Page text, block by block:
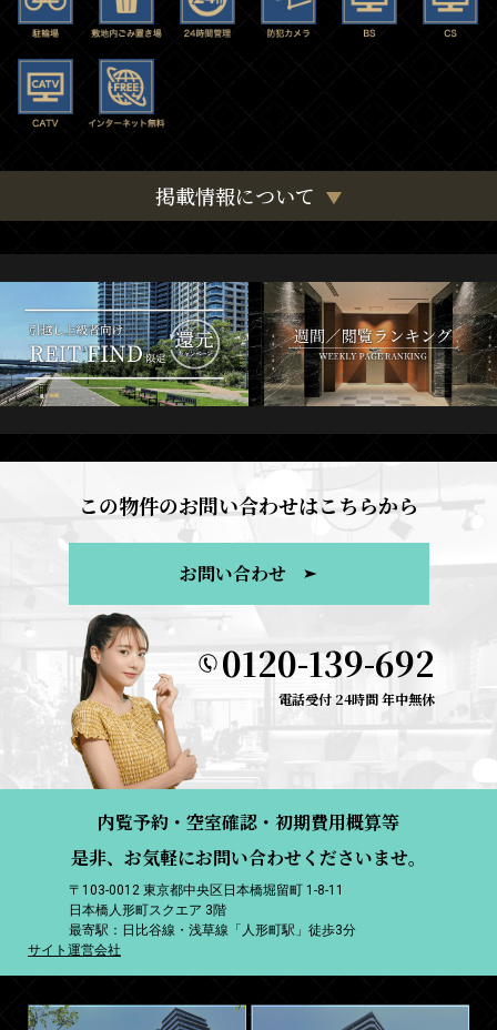
掲載情報について
この物件のお問い合わせはこちらから
お問い合わせ
0120-139-692
電話受付 24時間 年中無休
内覧予約・空室確認・初期費用概算等
是非、お気軽にお問い合わせくださいませ。
〒103-0012 東京都中央区日本橋堀留町 1-8-11
日本橋人形町スクエア 3階
最寄駅：日比谷線・浅草線「人形町駅」徒歩3分
サイト運営会社